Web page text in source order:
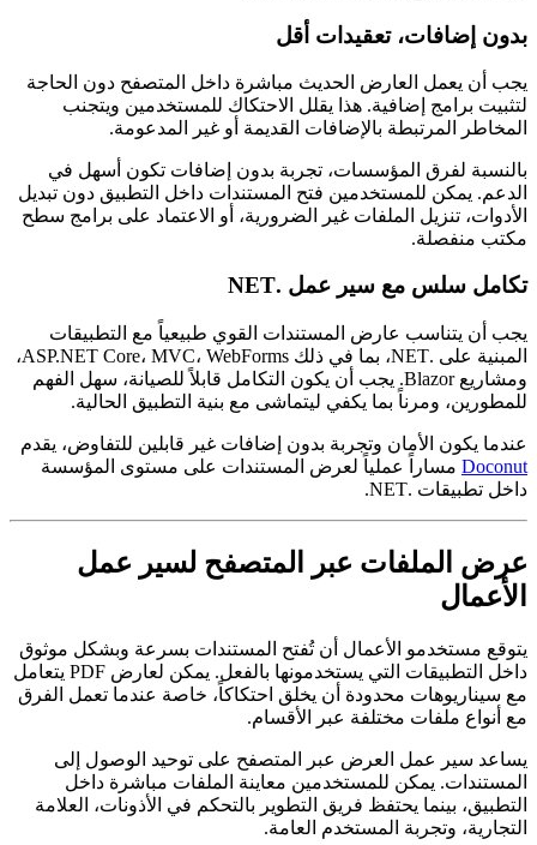
بدون إضافات، تعقيدات أقل
يجب أن يعمل العارض الحديث مباشرة داخل المتصفح دون الحاجة
لتثبيت برامج إضافية. هذا يقلل الاحتكاك للمستخدمين ويتجنب
المخاطر المرتبطة بالإضافات القديمة أو غير المدعومة.
بالنسبة لفرق المؤسسات، تجربة بدون إضافات تكون أسهل في
الدعم. يمكن للمستخدمين فتح المستندات داخل التطبيق دون تبديل
الأدوات، تنزيل الملفات غير الضرورية، أو الاعتماد على برامج سطح
مكتب منفصلة.
تكامل سلس مع سير عمل .NET
يجب أن يتناسب عارض المستندات القوي طبيعياً مع التطبيقات
المبنية على .NET، بما في ذلك ASP.NET Core، MVC، WebForms،
ومشاريع Blazor. يجب أن يكون التكامل قابلاً للصيانة، سهل الفهم
للمطورين، ومرناً بما يكفي ليتماشى مع بنية التطبيق الحالية.
عندما يكون الأمان وتجربة بدون إضافات غير قابلين للتفاوض، يقدم
Doconut مساراً عملياً لعرض المستندات على مستوى المؤسسة
داخل تطبيقات .NET.
عرض الملفات عبر المتصفح لسير عمل
الأعمال
يتوقع مستخدمو الأعمال أن تُفتح المستندات بسرعة وبشكل موثوق
داخل التطبيقات التي يستخدمونها بالفعل. يمكن لعارض PDF يتعامل
مع سيناريوهات محدودة أن يخلق احتكاكاً، خاصة عندما تعمل الفرق
مع أنواع ملفات مختلفة عبر الأقسام.
يساعد سير عمل العرض عبر المتصفح على توحيد الوصول إلى
المستندات. يمكن للمستخدمين معاينة الملفات مباشرة داخل
التطبيق، بينما يحتفظ فريق التطوير بالتحكم في الأذونات، العلامة
التجارية، وتجربة المستخدم العامة.